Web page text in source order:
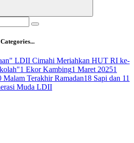
LDII Cimahi Meriahkan HUT RI ke-
1 Ekor Kambing1 Maret 20251
Malam Terakhir Ramadan18 Sapi dan 11
Muda LDII